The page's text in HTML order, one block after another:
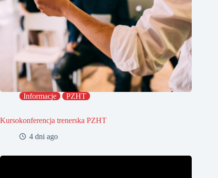
Informacje PZHT
Kursokonferencja trenerska PZHT
4 dni ago